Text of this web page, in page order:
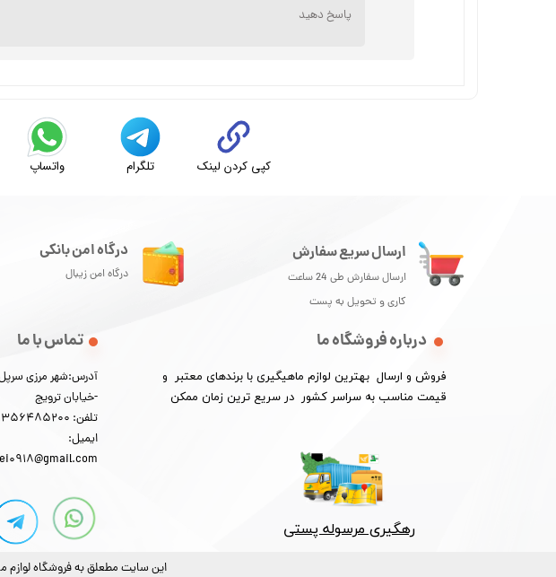
پاسخ دهید
کپی کردن لینک تلگرام واتساپ
این سایت مطعلق به فروشگاه
ارسال سریع سفارش
ارسال سفارش طی 24 ساعت
کاری و تحویل به پست
درباره فروشگاه ما
فروش و ارسال بهترین لوازم ماهیگیری با برندهای معتبر و
​​​​​​​قیمت مناسب به سراسر کشور در سریع ترین زمان ممکن
تماس با ما
آدرس:شهر مرزی
-خیابان ترویج
تلفن: 09356485200
ایمیل:
درگاه امن بانکی
درگاه امن زیبال
رهگیری مرسوله پستی​​​​​​​